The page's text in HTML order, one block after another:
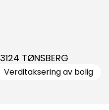
3124 TØNSBERG
Verditaksering av bolig